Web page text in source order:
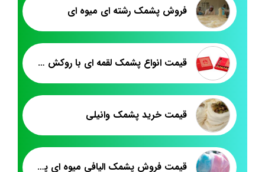
فروش پشمک رشته ای میوه ای
قیمت انواع پشمک لقمه ای با روکش کاکائویی
قیمت خرید پشمک وانیلی
قیمت فروش پشمک الیافی میوه ای پت ۵۰۰ گرم